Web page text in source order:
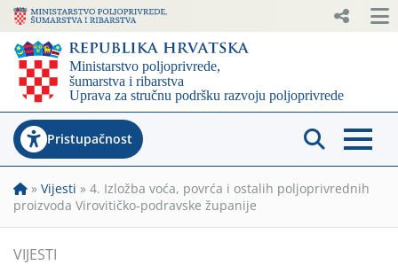
Pristupačnost
» Vijesti » 4. Izložba voća, povrća i ostalih poljoprivrednih
proizvoda Virovitičko-podravske županije
VIJESTI